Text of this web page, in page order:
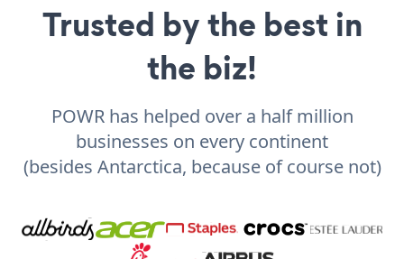
Trusted by the best in
the biz!
POWR has helped over a half million
businesses on every continent
(besides Antarctica, because of course not)